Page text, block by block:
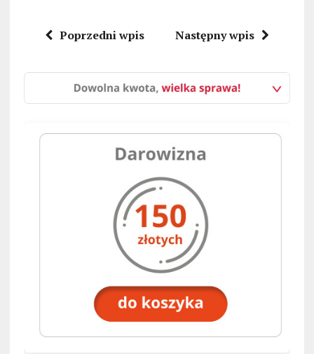
Poprzedni wpis Następny wpis